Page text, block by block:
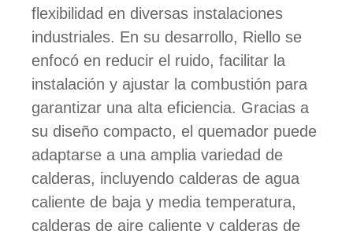
flexibilidad en diversas instalaciones
industriales. En su desarrollo, Riello se
enfocó en reducir el ruido, facilitar la
instalación y ajustar la combustión para
garantizar una alta eficiencia. Gracias a
su diseño compacto, el quemador puede
adaptarse a una amplia variedad de
calderas, incluyendo calderas de agua
caliente de baja y media temperatura,
calderas de aire caliente y calderas de